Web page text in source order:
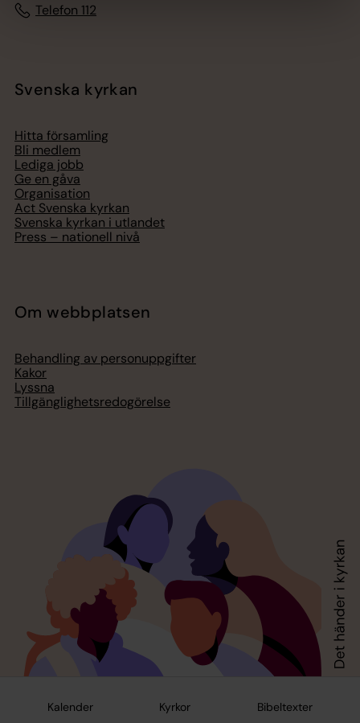
Kalender Kyrkor Bibeltexter
Telefon 112
Svenska kyrkan
Hitta församling
Bli medlem
Lediga jobb
Ge en gåva
Organisation
Act Svenska kyrkan
Svenska kyrkan i utlandet
Press – nationell nivå
Om webbplatsen
Behandling av personuppgifter
Kakor
Lyssna
Tillgänglighetsredogörelse